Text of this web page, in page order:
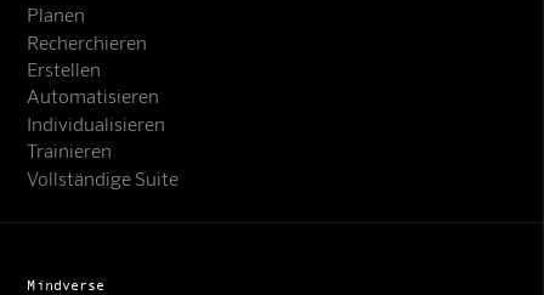
Planen
Recherchieren
Erstellen
Automatisieren
Individualisieren
Trainieren
Vollständige Suite
Mindverse